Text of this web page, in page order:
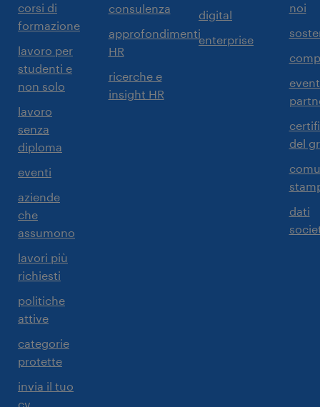
corsi di
formazione
lavoro per
studenti e
non solo
lavoro
senza
diploma
eventi
aziende
che
assumono
lavori più
richiesti
politiche
attive
categorie
protette
invia il tuo
cv
consulenza
approfondimenti
HR
ricerche e
insight HR
digital
enterprise
noi
del
dati